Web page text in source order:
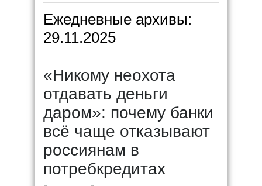
Ежедневные архивы:
29.11.2025
«Никому неохота
отдавать деньги
даром»: почему банки
всё чаще отказывают
россиянам в
потребкредитах